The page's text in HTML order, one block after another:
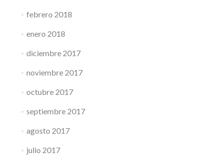
febrero 2018
enero 2018
diciembre 2017
noviembre 2017
octubre 2017
septiembre 2017
agosto 2017
julio 2017